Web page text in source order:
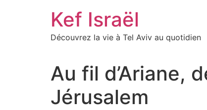
Kef Israël
Découvrez la vie à Tel Aviv au quotidien
Au fil d’Ariane,
Jérusalem